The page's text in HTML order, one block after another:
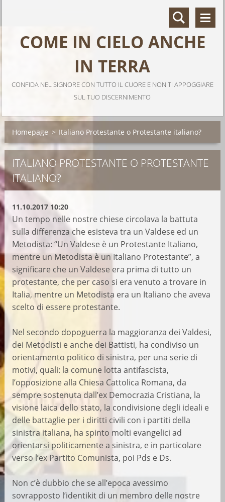
COME IN CIELO ANCHE
IN TERRA
CONFIDA NEL SIGNORE CON TUTTO IL CUORE E NON TI APPOGGIARE
SUL TUO DISCERNIMENTO
Homepage > Italiano Protestante o Protestante italiano?
ITALIANO PROTESTANTE O PROTESTANTE
ITALIANO?
11.10.2017 10:20
Un tempo nelle nostre chiese circolava la battuta
sulla differenza che esisteva tra un Valdese ed un
Metodista: “Un Valdese è un Protestante Italiano,
mentre un Metodista è un Italiano Protestante”, a
significare che un Valdese era prima di tutto un
protestante, che per caso si era venuto a trovare in
Italia, mentre un Metodista era un Italiano che aveva
scelto di essere protestante.
Nel secondo dopoguerra la maggioranza dei Valdesi,
dei Metodisti e anche dei Battisti, ha condiviso un
orientamento politico di sinistra, per una serie di
motivi, quali: la comune lotta antifascista,
l’opposizione alla Chiesa Cattolica Romana, da
sempre sostenuta dall’ex Democrazia Cristiana, la
visione laica dello stato, la condivisione degli ideali e
delle battaglie per i diritti civili con i partiti della
sinistra italiana, ha spinto molti evangelici ad
orientarsi politicamente a sinistra, e in particolare
verso l’ex Partito Comunista, poi Pds e Ds.
Non c’è dubbio che se all’epoca avessimo
sovrapposto l’identikit di un membro delle nostre